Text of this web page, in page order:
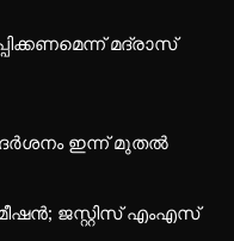
മദ്രാസ്
ഇന്ന് മുതല്‍
ജസ്റ്റിസ് എംഎസ്